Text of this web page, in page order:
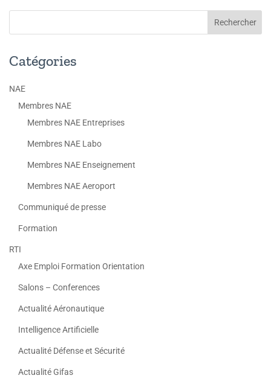
Catégories
NAE
Membres NAE
Membres NAE Entreprises
Membres NAE Labo
Membres NAE Enseignement
Membres NAE Aeroport
Communiqué de presse
Formation
RTI
Axe Emploi Formation Orientation
Salons – Conferences
Actualité Aéronautique
Intelligence Artificielle
Actualité Défense et Sécurité
Actualité Gifas